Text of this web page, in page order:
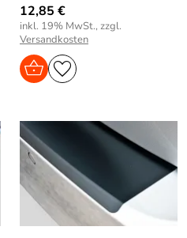
12,85 €
inkl. 19% MwSt., zzgl.
Versandkosten